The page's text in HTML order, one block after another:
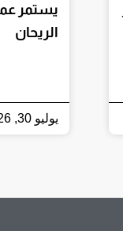
يستمر
الريحان
يوليو 30, 2026